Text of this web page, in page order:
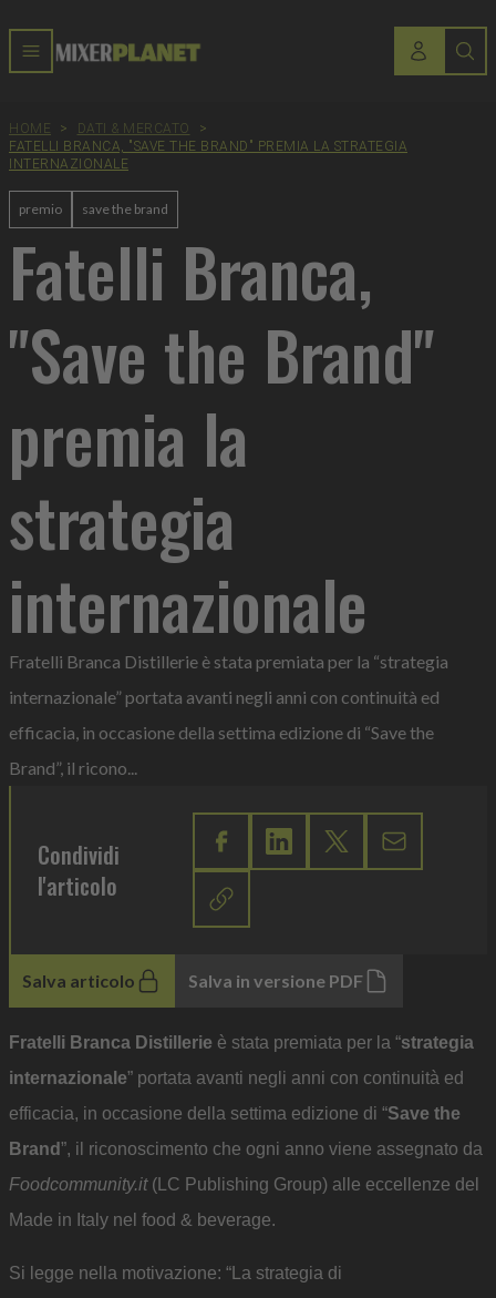
HOME > DATI & MERCATO
>
FATELLI BRANCA, "SAVE THE BRAND" PREMIA LA STRATEGIA
INTERNAZIONALE
premio save the brand
Fatelli Branca,
"Save the Brand"
premia la
strategia
internazionale
Fratelli Branca Distillerie è stata premiata per la “strategia
internazionale” portata avanti negli anni con continuità ed
efficacia, in occasione della settima edizione di “Save the
Brand”, il ricono...
Condividi
l'articolo
Salva articolo Salva in versione PDF
Fratelli Branca Distillerie è stata premiata per la “strategia
internazionale” portata avanti negli anni con continuità ed
efficacia, in occasione della settima edizione di “Save the
Brand”, il riconoscimento che ogni anno viene assegnato da
Foodcommunity.it(LC Publishing Group) alle eccellenze del
Made in Italy nel food & beverage.
Si legge nella motivazione: “La strategia di